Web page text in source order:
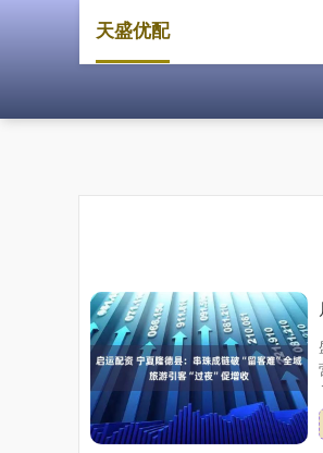
天盛优配